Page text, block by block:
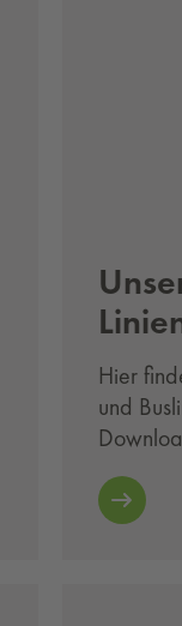
Hier
und